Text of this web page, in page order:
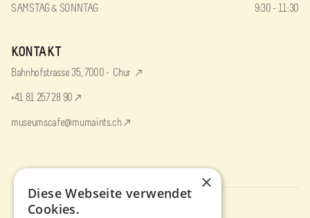
SAMSTAG & SONNTAG 9:30 - 11:30
KONTAKT
Bahnhofstrasse 35, 7000 - Chur
+41 81 257 28 90
museumscafe@mumaints.ch
×
Diese Webseite verwendet
Cookies.